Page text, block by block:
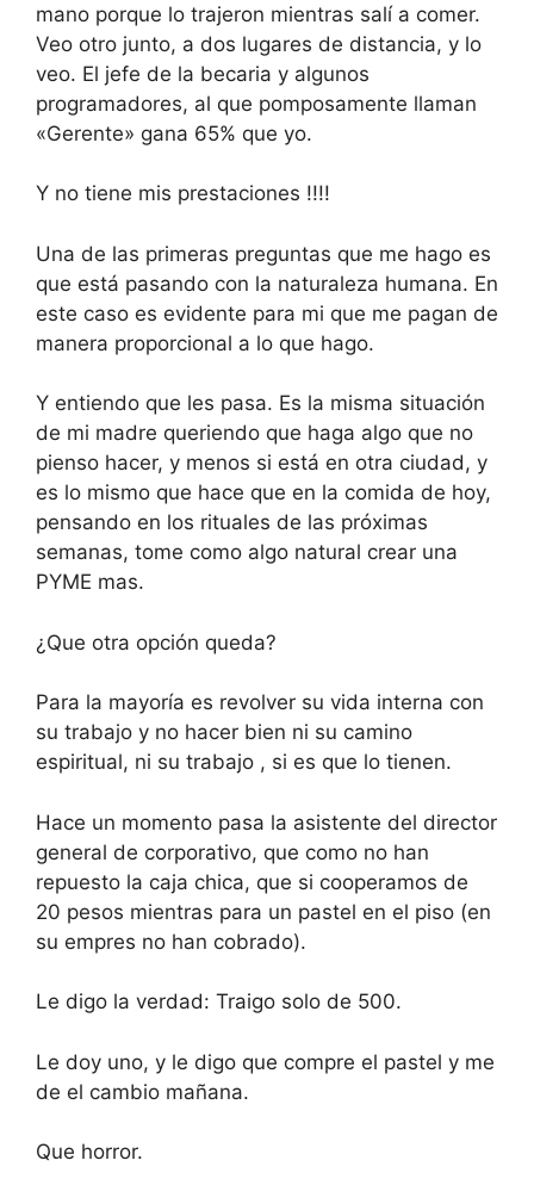
mano porque lo trajeron mientras salí a comer.
Veo otro junto, a dos lugares de distancia, y lo
veo. El jefe de la becaria y algunos
programadores, al que pomposamente llaman
«Gerente» gana 65% que yo.
Y no tiene mis prestaciones !!!!
Una de las primeras preguntas que me hago es
que está pasando con la naturaleza humana. En
este caso es evidente para mi que me pagan de
manera proporcional a lo que hago.
Y entiendo que les pasa. Es la misma situación
de mi madre queriendo que haga algo que no
pienso hacer, y menos si está en otra ciudad, y
es lo mismo que hace que en la comida de hoy,
pensando en los rituales de las próximas
semanas, tome como algo natural crear una
PYME mas.
¿Que otra opción queda?
Para la mayoría es revolver su vida interna con
su trabajo y no hacer bien ni su camino
espiritual, ni su trabajo , si es que lo tienen.
Hace un momento pasa la asistente del director
general de corporativo, que como no han
repuesto la caja chica, que si cooperamos de
20 pesos mientras para un pastel en el piso (en
su empres no han cobrado).
Le digo la verdad: Traigo solo de 500.
Le doy uno, y le digo que compre el pastel y me
de el cambio mañana.
Que horror.